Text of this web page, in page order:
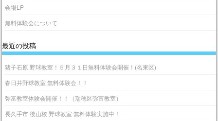
会場LP
無料体験会について
最近の投稿
猪子石原 野球教室！５月３１日無料体験会開催！(名東区)
春日井野球教室 無料体験会！！
弥富教室体験会開催！！（瑞穂区弥富教室）
長久手市 後山校 野球教室 無料体験実施中！